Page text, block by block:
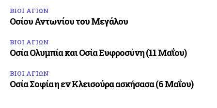
ΒΙΟΙ ΑΓΙΩΝ
Οσίου Αντωνίου του Μεγάλου
ΒΙΟΙ ΑΓΙΩΝ
Οσία Ολυμπία και Οσία Ευφροσύνη (11 Μαΐου)
ΒΙΟΙ ΑΓΙΩΝ
Οσία Σοφία η εν Κλεισούρα ασκήσασα (6 Μαΐου)